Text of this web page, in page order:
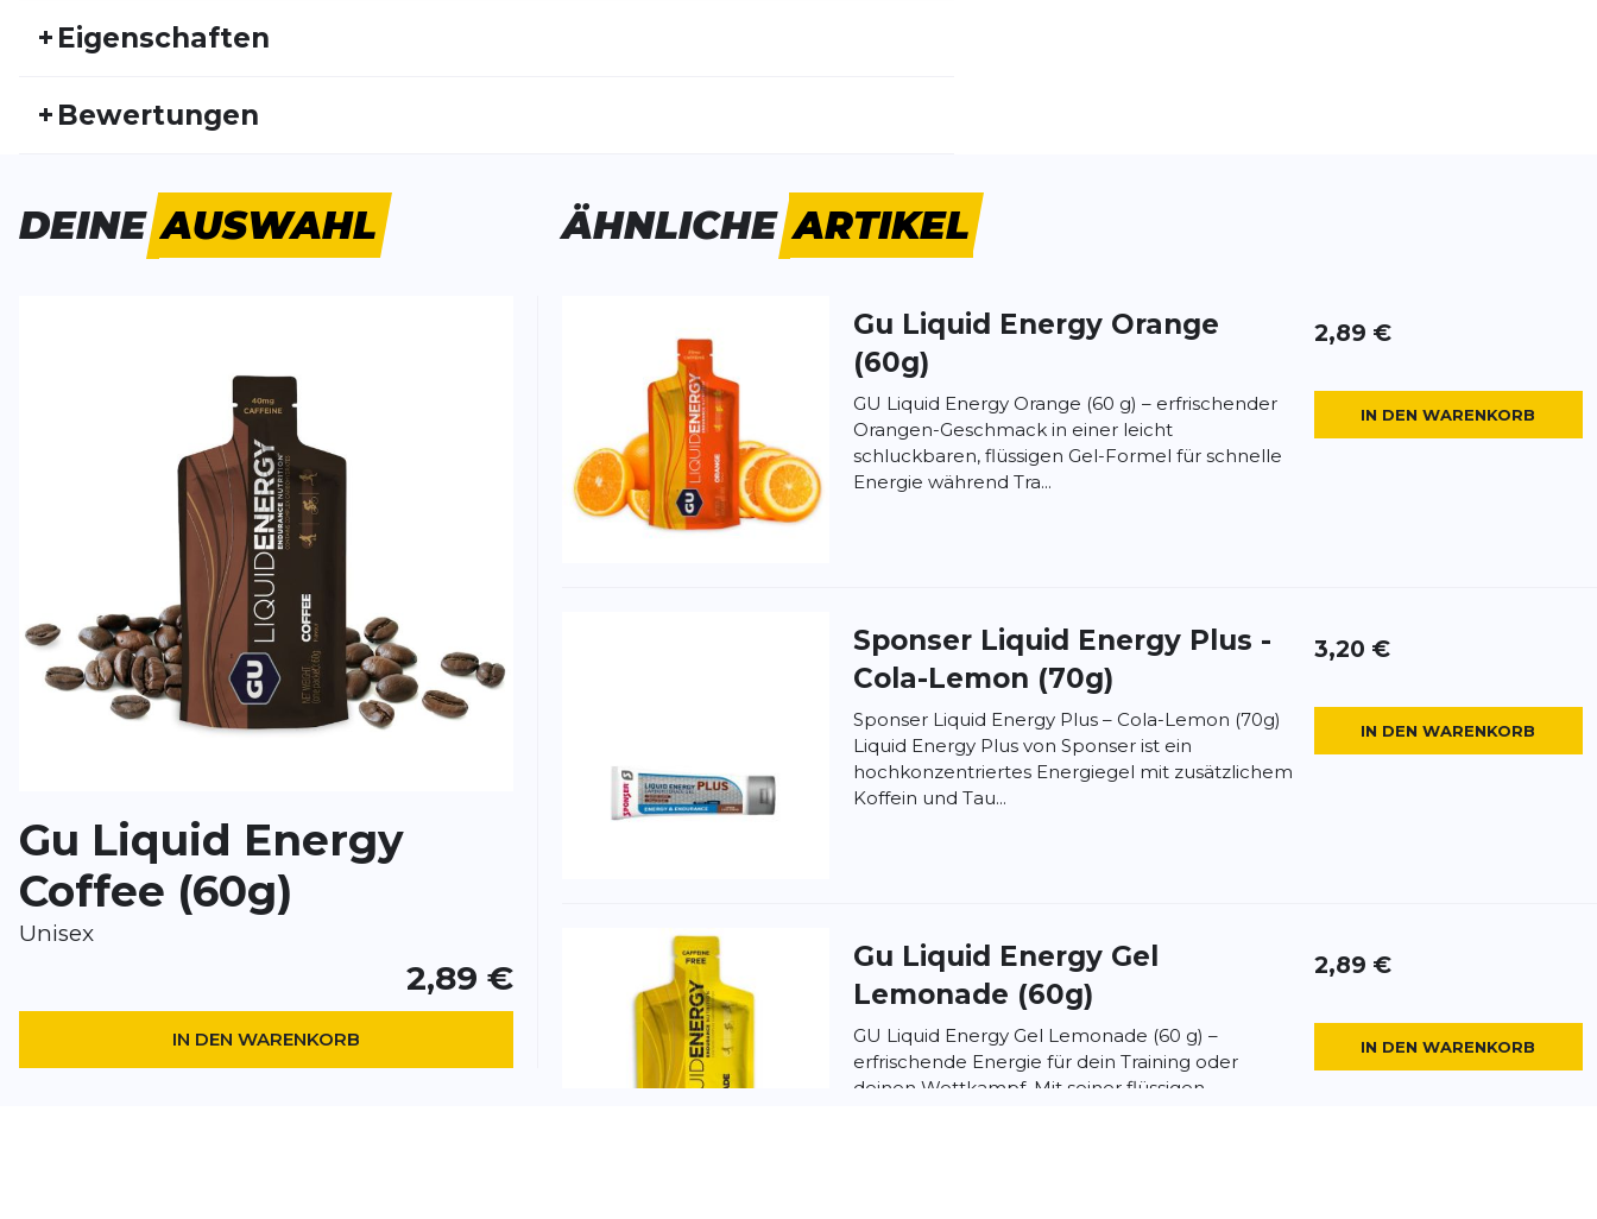
+ Eigenschaften
Geschlecht:
+ Bewertungen
Bisher hat noch niemand dieses Produkt bewertet.
SCHREIBE EINE BEWERTUNG
Pflichtfelder
Dieses Formular ist durch reCAPTCHA geschützt – es gelten die Datenschutzbestimmungen
Google.
DEINEAUSWAHL
Gu Liquid Energy
Coffee (60g)
Unisex
2,89 €
IN DEN WARENKORB
ÄHNLICHEARTIKEL
Gu Liquid Energy Orange
(60g)
2,89 €
GU Liquid Energy Orange (60 g) – erfrischender
Orangen-Geschmack in einer leicht
schluckbaren, flüssigen Gel-Formel für schnelle
Energie während Tra...
IN DEN WARENKORB
Sponser Liquid Energy Plus -
Cola-Lemon (70g)
3,20 €
Sponser Liquid Energy Plus – Cola-Lemon (70g)
Liquid Energy Plus von Sponser ist ein
hochkonzentriertes Energiegel mit zusätzlichem
Koffein und Tau...
IN DEN WARENKORB
Gu Liquid Energy Gel
Lemonade (60g)
2,89 €
GU Liquid Energy Gel Lemonade (60 g) –
erfrischende Energie für dein Training oder
deinen Wettkampf. Mit seiner flüssigen
IN DEN WARENKORB